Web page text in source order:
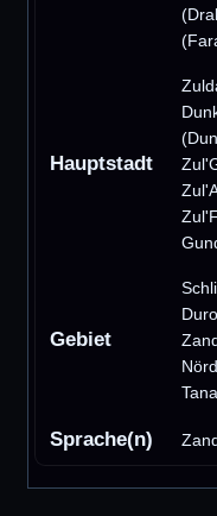
Hauptstadt
Gebiet
Sprache(n)